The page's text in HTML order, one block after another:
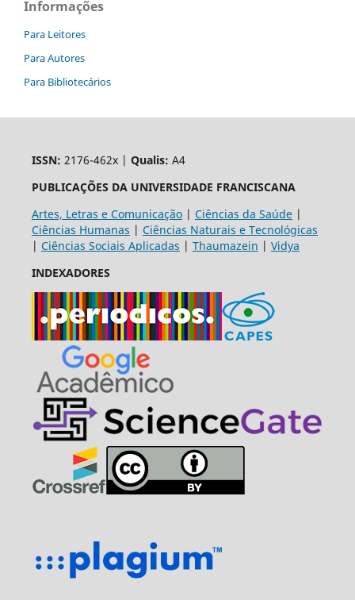
Informações
Para Leitores
Para Autores
Para Bibliotecários
ISSN: 2176-462x | Qualis: A4
PUBLICAÇÕES DA UNIVERSIDADE FRANCISCANA
Artes, Letras e Comunicação| Ciências da Saúde|
Ciências Humanas | Ciências Naturais e Tecnológicas
| Ciências Sociais Aplicadas | Thaumazein | Vidya
INDEXADORES